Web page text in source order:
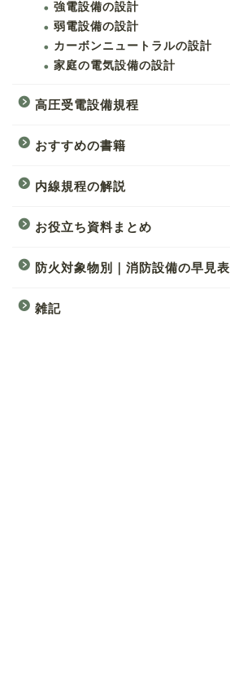
強電設備の設計
弱電設備の設計
カーボンニュートラルの設計
家庭の電気設備の設計
高圧受電設備規程
おすすめの書籍
内線規程の解説
お役立ち資料まとめ
防火対象物別｜消防設備の早見表
雑記